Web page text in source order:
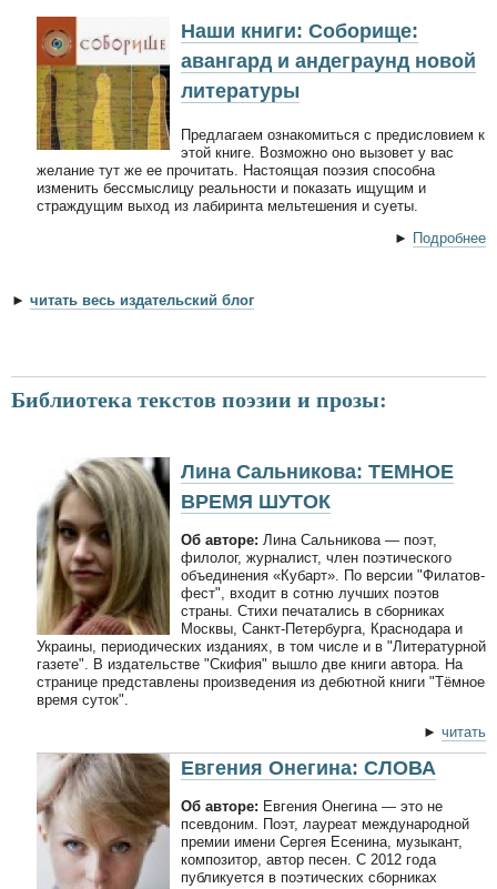
Наши книги: Соборище:
авангард и андеграунд новой
литературы
Предлагаем ознакомиться с предисловием к
этой книге. Возможно оно вызовет у вас
желание тут же ее прочитать. Настоящая поэзия способна
изменить бессмыслицу реальности и показать ищущим и
страждущим выход из лабиринта мельтешения и суеты.
► Подробнее
► читать весь издательский блог
Библиотека текстов поэзии и прозы:
Лина Сальникова: ТЕМНОЕ
ВРЕМЯ ШУТОК
Об авторе: Лина Сальникова — поэт,
филолог, журналист, член поэтического
объединения «Кубарт». По версии "Филатов-
фест", входит в сотню лучших поэтов
страны. Стихи печатались в сборниках
Москвы, Санкт-Петербурга, Краснодара и
Украины, периодических изданиях, в том числе и в "Литературной
газете". В издательстве "Скифия" вышло две книги автора. На
странице представлены произведения из дебютной книги "Тёмное
время суток".
► читать
Евгения Онегина: СЛОВА
Об авторе: Евгения Онегина — это не
псевдоним. Поэт, лауреат международной
премии имени Сергея Есенина, музыкант,
композитор, автор песен. С 2012 года
публикуется в поэтических сборниках